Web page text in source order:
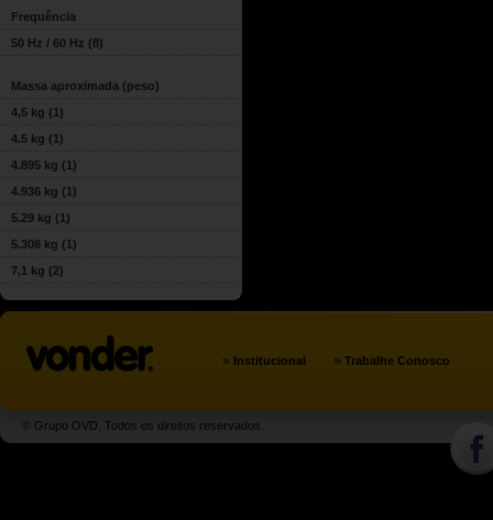
Frequência
50 Hz / 60 Hz (8)
Massa aproximada (peso)
4,5 kg (1)
4.5 kg (1)
4.895 kg (1)
4.936 kg (1)
5.29 kg (1)
5.308 kg (1)
7,1 kg (2)
» Institucional » Trabalhe Conosco
© Grupo OVD. Todos os direitos reservados.